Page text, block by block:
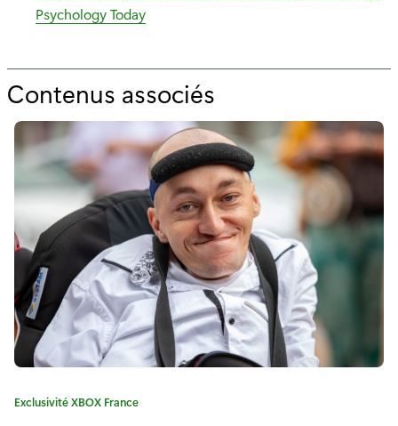
Psychology Today
Contenus associés
o
u
r
"
L
’
i
m
C
Exclusivité XBOX France